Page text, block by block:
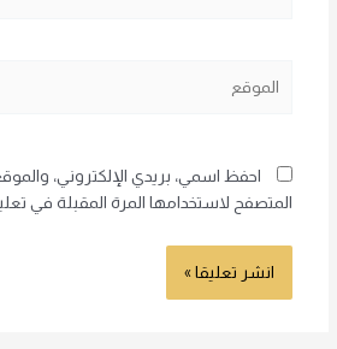
احفظ اسمي، بريدي الإلكتروني،
المتصفح لاستخدامها المرة المقبلة في